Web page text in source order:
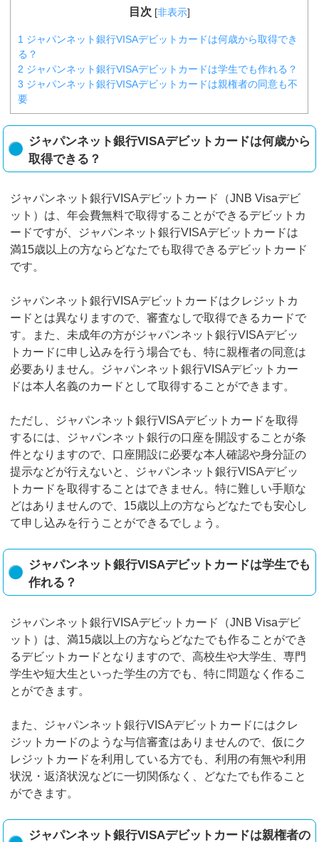
目次 [非表示]
1 ジャパンネット銀行VISAデビットカードは何歳から取得でき
る？
2 ジャパンネット銀行VISAデビットカードは学生でも作れる？
3 ジャパンネット銀行VISAデビットカードは親権者の同意も不
要
ジャパンネット銀行VISAデビットカードは何歳から
取得できる？
ジャパンネット銀行VISAデビットカード（JNB Visaデビ
ット）は、年会費無料で取得することができるデビットカ
ードですが、ジャパンネット銀行VISAデビットカードは
満15歳以上の方ならどなたでも取得できるデビットカード
です。
ジャパンネット銀行VISAデビットカードはクレジットカ
ードとは異なりますので、審査なしで取得できるカードで
す。また、未成年の方がジャパンネット銀行VISAデビッ
トカードに申し込みを行う場合でも、特に親権者の同意は
必要ありません。ジャパンネット銀行VISAデビットカー
ドは本人名義のカードとして取得することができます。
ただし、ジャパンネット銀行VISAデビットカードを取得
するには、ジャパンネット銀行の口座を開設することが条
件となりますので、口座開設に必要な本人確認や身分証の
提示などが行えないと、ジャパンネット銀行VISAデビッ
トカードを取得することはできません。特に難しい手順な
どはありませんので、15歳以上の方ならどなたでも安心し
て申し込みを行うことができるでしょう。
ジャパンネット銀行VISAデビットカードは学生でも
作れる？
ジャパンネット銀行VISAデビットカード（JNB Visaデビ
ット）は、満15歳以上の方ならどなたでも作ることができ
るデビットカードとなりますので、高校生や大学生、専門
学生や短大生といった学生の方でも、特に問題なく作るこ
とができます。
また、ジャパンネット銀行VISAデビットカードにはクレ
ジットカードのような与信審査はありませんので、仮にク
レジットカードを利用している方でも、利用の有無や利用
状況・返済状況などに一切関係なく、どなたでも作ること
ができます。
ジャパンネット銀行VISAデビットカードは親権者の